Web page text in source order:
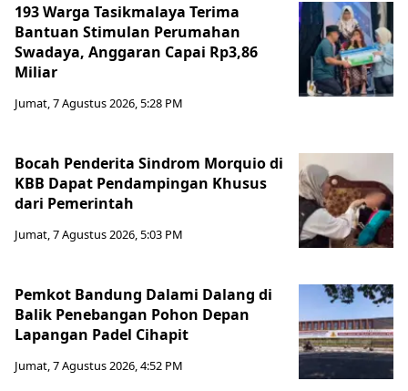
193 Warga Tasikmalaya Terima
Bantuan Stimulan Perumahan
Swadaya, Anggaran Capai Rp3,86
Miliar
Jumat, 7 Agustus 2026, 5:28 PM
Bocah Penderita Sindrom Morquio di
KBB Dapat Pendampingan Khusus
dari Pemerintah
Jumat, 7 Agustus 2026, 5:03 PM
Pemkot Bandung Dalami Dalang di
Balik Penebangan Pohon Depan
Lapangan Padel Cihapit
Jumat, 7 Agustus 2026, 4:52 PM